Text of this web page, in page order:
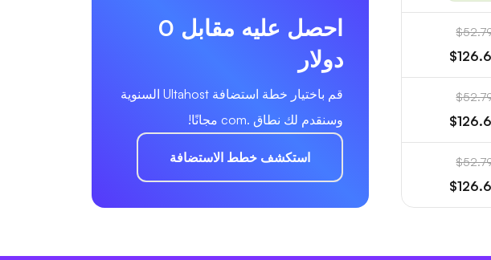
احصل عليه مقابل 0
دولار
قم باختيار خطة استضافة Ultahost السنوية
وسنقدم لك نطاق .com مجانًا!
استكشف خطط الاستضافة